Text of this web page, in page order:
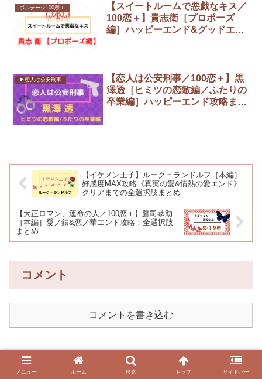
ボルテージ100恋＋
【スイートルームで悪戯なキス／
100恋＋】貴志衛［プロポーズ
編］ハッピーエンド&グッドエン
▶︎恋人は公安刑事
【恋人は公安刑事／100恋＋】黒
澤透［ヒミツの恋敵編／ふたりの
卒業編］ハッピーエンド攻略まま
【イケメン王子】ルーク＝ランドルフ［本編］
好感度MAX攻略《真実の愛&情熱の愛エンド》
クリアまでの全選択肢まとめ
【大正ロマン、運命の人／100恋＋】鷹司恭助
［本編］愛ノ鎖&恋ノ華エンド攻略：全選択肢
まとめ
コメント
コメントを書き込む
メニュー ホーム 検索 トップ サイドバー